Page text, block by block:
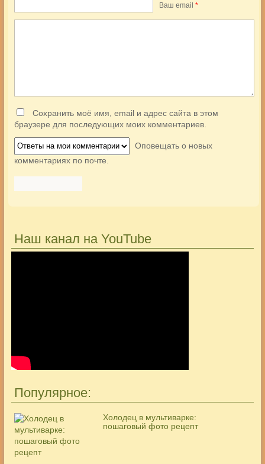
Ваш еmail *
Сохранить моё имя, email и адрес сайта в этом
браузере для последующих моих комментариев.
Оповещать о новых
комментариях по почте.
Наш канал на YouTube
Популярное:
Холодец в мультиварке:
пошаговый фото рецепт